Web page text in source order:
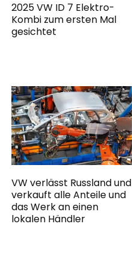
2025 VW ID 7 Elektro-
Kombi zum ersten Mal
gesichtet
VW verlässt Russland und
verkauft alle Anteile und
das Werk an einen
lokalen Händler